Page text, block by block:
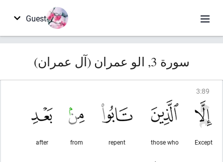
Guest
سورة 3, الو عمران (آل عمران)
3:89
Except
those who
repent
from
after